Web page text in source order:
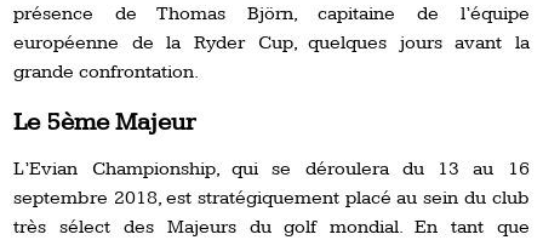
présence de Thomas Björn, capitaine de l’équipe
européenne de la Ryder Cup, quelques jours avant la
grande confrontation.
Le 5ème Majeur
L’Evian Championship, qui se déroulera du 13 au 16
septembre 2018, est stratégiquement placé au sein du club
très sélect des Majeurs du golf mondial.En tant que